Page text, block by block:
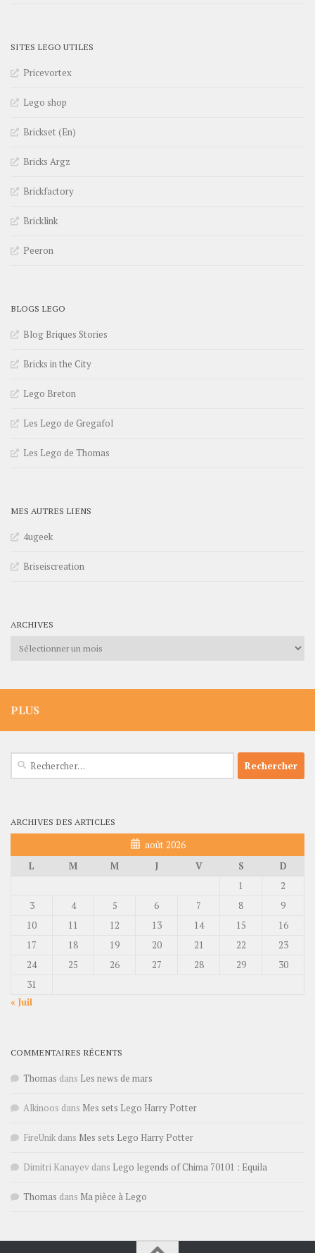
SITES LEGO UTILES
Pricevortex
Lego shop
Brickset (En)
Bricks Argz
Brickfactory
Bricklink
Peeron
BLOGS LEGO
Blog Briques Stories
Bricks in the City
Lego Breton
Les Lego de Gregafol
Les Lego de Thomas
MES AUTRES LIENS
4ugeek
Briseiscreation
ARCHIVES
Archives
PLUS
Rechercher :
ARCHIVES DES ARTICLES
août 2026
L
M M J V S
D
1
2
3
4 5 6 7 8
9
10
11 12 13 14 15
16
17
18 19 20 21 22
23
24
25 26 27 28 29
30
31
« Juil
COMMENTAIRES RÉCENTS
Thomas dans Les news de mars
Alkinoos dans Mes sets Lego Harry Potter
FireUnik dans Mes sets Lego Harry Potter
Dimitri Kanayev dans Lego legends of Chima 70101 : Equila
Thomas dans Ma pièce à Lego